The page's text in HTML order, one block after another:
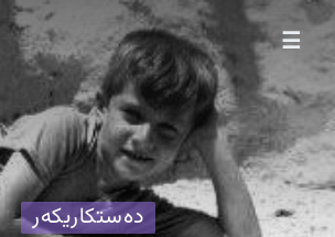
☰
دەستکاریکەر